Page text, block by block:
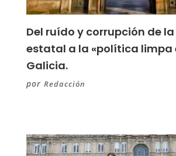
Del ruído y corrupción de
estatal a la «política limpa
Galicia.
por Redacción